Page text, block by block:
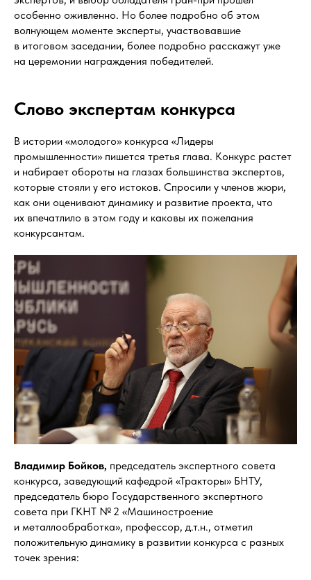
особенно оживленно. Но более подробно об этом
волнующем моменте эксперты, участвовавшие
в итоговом заседании, более подробно расскажут уже
на церемонии награждения победителей.
Слово экспертам конкурса
В истории «молодого» конкурса «Лидеры
промышленности» пишется третья глава. Конкурс растет
и набирает обороты на глазах большинства экспертов,
которые стояли у его истоков. Спросили у членов жюри,
как они оценивают динамику и развитие проекта, что
их впечатлило в этом году и каковы их пожелания
конкурсантам.
Владимир Бойков, председатель экспертного совета
конкурса, заведующий кафедрой «Тракторы» БНТУ,
председатель бюро Государственного экспертного
совета при ГКНТ № 2 «Машиностроение
и металлообработка», профессор, д.т.н., отметил
положительную динамику в развитии конкурса с разных
точек зрения: